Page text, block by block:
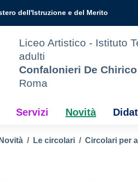
dell'Istruzione e del Merito
Liceo Artistico - Istituto
adulti
Confalonieri De Chirico
Roma
Servizi Novità
Novità Le circolari Circolari per